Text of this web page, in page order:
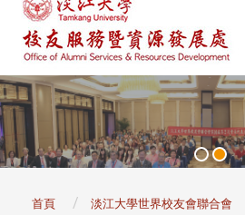
首頁 淡江大學世界校友會聯合會